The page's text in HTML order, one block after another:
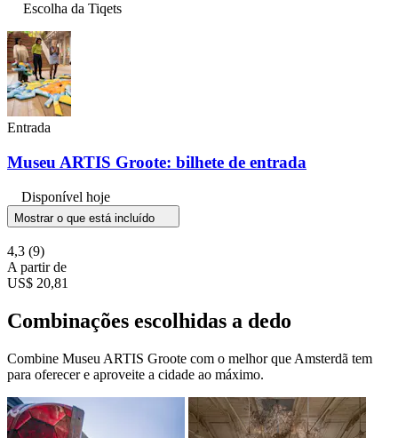
Escolha da Tiqets
Entrada
Museu ARTIS Groote: bilhete de entrada
Disponível hoje
Mostrar o que está incluído
4,3 (9)
A partir de
US$ 20,81
Combinações escolhidas a dedo
Combine Museu ARTIS Groote com o melhor que Amsterdã tem
para oferecer e aproveite a cidade ao máximo.